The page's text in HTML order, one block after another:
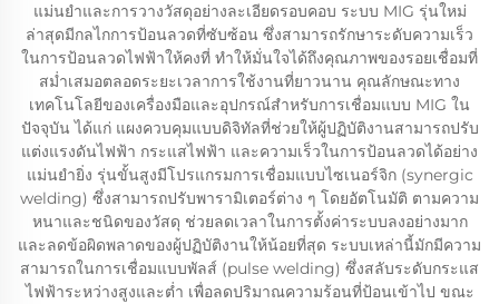
แม่นยำและการวางวัสดุอย่างละเอียดรอบคอบ ระบบ MIG รุ่นใหม่
ล่าสุดมีกลไกการป้อนลวดที่ซับซ้อน ซึ่งสามารถรักษาระดับความเร็ว
ในการป้อนลวดไฟฟ้าให้คงที่ ทำให้มั่นใจได้ถึงคุณภาพของรอยเชื่อมที่
สม่ำเสมอตลอดระยะเวลาการใช้งานที่ยาวนาน คุณลักษณะทาง
เทคโนโลยีของเครื่องมือและอุปกรณ์สำหรับการเชื่อมแบบ MIG ใน
ปัจจุบัน ได้แก่ แผงควบคุมแบบดิจิทัลที่ช่วยให้ผู้ปฏิบัติงานสามารถปรับ
แต่งแรงดันไฟฟ้า กระแสไฟฟ้า และความเร็วในการป้อนลวดได้อย่าง
แม่นยำยิ่ง รุ่นขั้นสูงมีโปรแกรมการเชื่อมแบบไซเนอร์จิก (synergic
welding) ซึ่งสามารถปรับพารามิเตอร์ต่าง ๆ โดยอัตโนมัติ ตามความ
หนาและชนิดของวัสดุ ช่วยลดเวลาในการตั้งค่าระบบลงอย่างมาก
และลดข้อผิดพลาดของผู้ปฏิบัติงานให้น้อยที่สุด ระบบเหล่านี้มักมีความ
สามารถในการเชื่อมแบบพัลส์ (pulse welding) ซึ่งสลับระดับกระแส
ไฟฟ้าระหว่างสูงและต่ำ เพื่อลดปริมาณความร้อนที่ป้อนเข้าไป ขณะ